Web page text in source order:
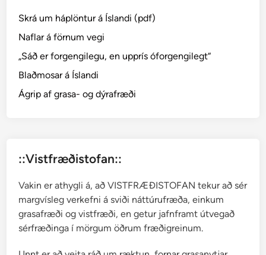
a
a
–
s
a
æ
t
t
Skrá um háplöntur á Íslandi (pdf)
Naflar á förnum vegi
„Sáð er forgengilegu, en upprís óforgengilegt“
Blaðmosar á Íslandi
Ágrip af grasa- og dýrafræði
::Vistfræðistofan::
Vakin er athygli á, að VISTFRÆÐISTOFAN tekur að sér
margvísleg verkefni á sviði náttúrufræða, einkum
grasafræði og vistfræði, en getur jafnframt útvegað
sérfræðinga í mörgum öðrum fræðigreinum.